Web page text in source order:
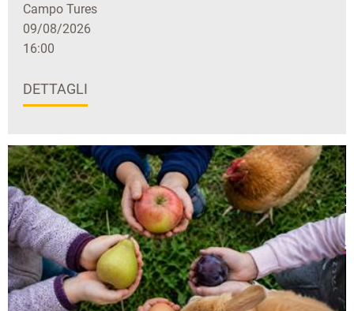
Campo Tures
09/08/2026
16:00
DETTAGLI